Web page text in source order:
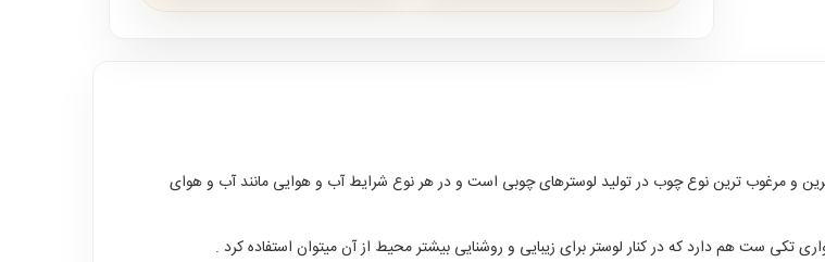
و مرغوب ترین نوع چوب در تولید لوسترهای چوبی است و در هر نوع شرایط آب و هوایی مانند آب و هوای